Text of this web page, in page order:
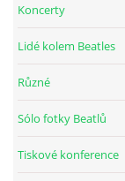
KONCERTY 1957 -
Koncerty
Lidé kolem Beatles
Různé
Sólo fotky Beatlů
Tiskové konference